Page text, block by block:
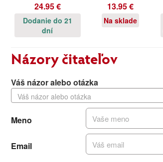
24.95 €
Dodanie do 21
dní
13.95 €
Na sklade
Názory čitateľov
Váš názor alebo otázka
Meno
Email